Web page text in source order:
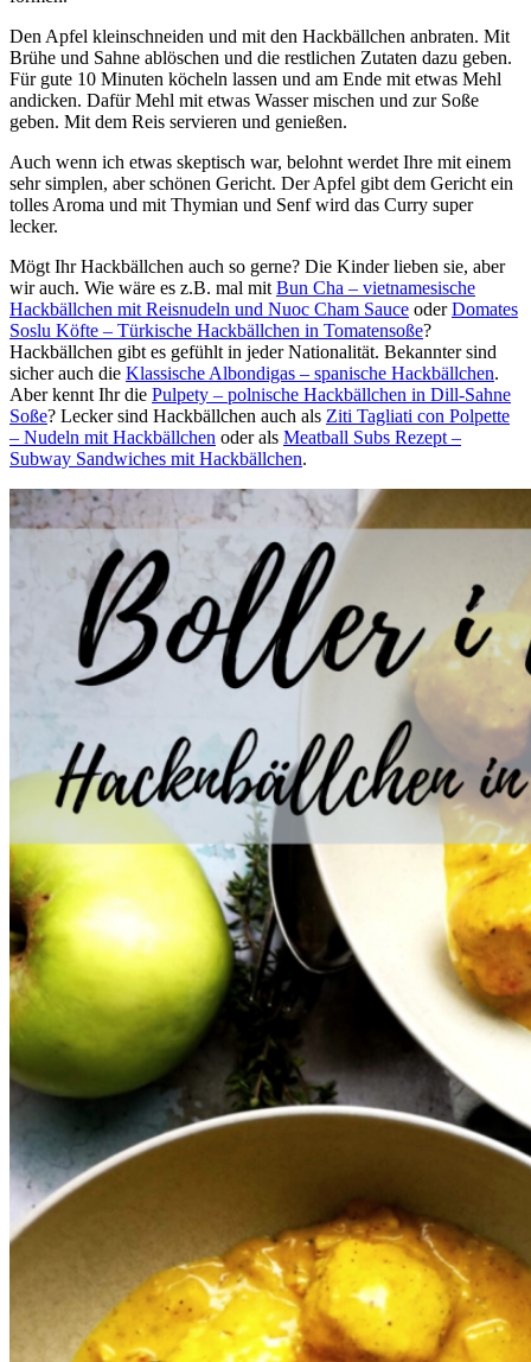
Den Apfel kleinschneiden und mit den Hackbällchen anbraten. Mit
Brühe und Sahne ablöschen und die restlichen Zutaten dazu geben.
Für gute 10 Minuten köcheln lassen und am Ende mit etwas Mehl
andicken. Dafür Mehl mit etwas Wasser mischen und zur Soße
geben. Mit dem Reis servieren und genießen.
Auch wenn ich etwas skeptisch war, belohnt werdet Ihre mit einem
sehr simplen, aber schönen Gericht. Der Apfel gibt dem Gericht ein
tolles Aroma und mit Thymian und Senf wird das Curry super
lecker.
Mögt Ihr Hackbällchen auch so gerne? Die Kinder lieben sie, aber
wir auch. Wie wäre es z.B. mal mit Bun Cha – vietnamesische
Hackbällchen mit Reisnudeln und Nuoc Cham Sauce oderDomates
Soslu Köfte – Türkische Hackbällchen in Tomatensoße?
Hackbällchen gibt es gefühlt in jeder Nationalität. Bekannter sind
sicher auch die Klassische Albondigas – spanische Hackbällchen.
Aber kennt Ihr die Pulpety – polnische Hackbällchen in Dill-Sahne
Soße? Lecker sind Hackbällchen auch als Ziti Tagliati con Polpette
– Nudeln mit Hackbällchen oder als Meatball Subs Rezept –
Subway Sandwiches mit Hackbällchen.